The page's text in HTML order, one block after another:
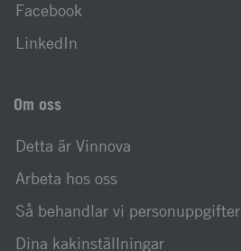
Facebook
LinkedIn
Om oss
Detta är Vinnova
Arbeta hos oss
Så behandlar vi personuppgifter
Dina kakinställningar